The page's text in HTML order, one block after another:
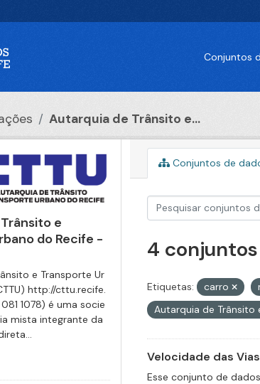
Conjuntos
Autarquia de Trânsito e...
e
do Recife -
e Transporte Ur
http://cttu.recife.
1078) é uma socie
mista integrante da
Conjuntos de
4
Etiquetas: carro
Autarquia de Trânsito
Velocidade das
Esse conjunto de